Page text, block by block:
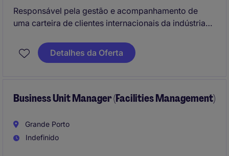
Responsável pela gestão e acompanhamento de
uma carteira de clientes internacionais da indústria
relações comerciais de longo prazo e o
acompanhamento dos projetos em curso. Atuará
comercial dos projetos.
Detalhes da Oferta
Business Unit Manager (Facilities Management)
Grande Porto
Indefinido